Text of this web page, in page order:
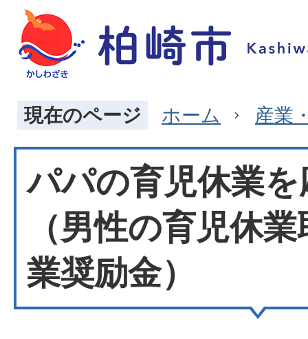
現在のページ ホーム 産業
パパの育児休業
（男性の育児休
業奨励金）